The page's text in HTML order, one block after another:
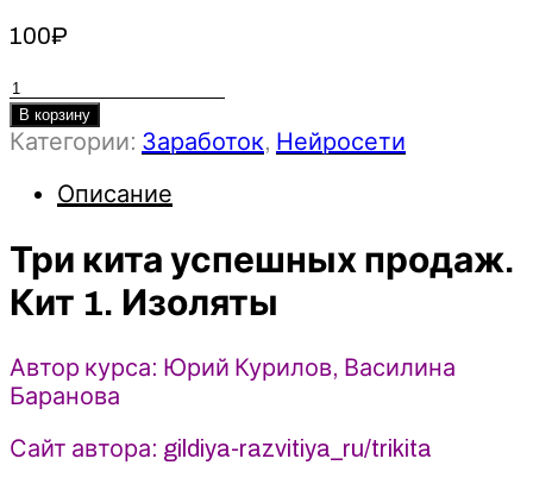
100₽
Количество
товара
Три
успешных
Кит
1.
Изоляты
Юрий
Курилов,
Баранова
В корзину
Категории: Заработок, Нейросети
Описание
Три кита успешных продаж.
Кит 1. Изоляты
Автор курса: Юрий Курилов, Василина
Баранова
Сайт автора: gildiya-razvitiya_ru/trikita